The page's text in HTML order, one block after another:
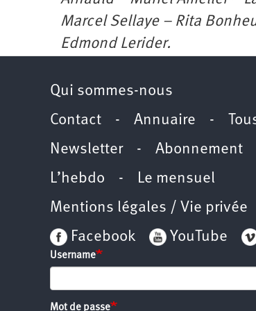
Marcel Sellaye – Rita
Edmond Lerider.
Qui sommes-nous
Contact - Annuaire -
Newsletter- Abonnement
L’hebdo - Le mensuel
Mentions légales / Vie privée
Facebook
YouTube
Username
Mot de passe